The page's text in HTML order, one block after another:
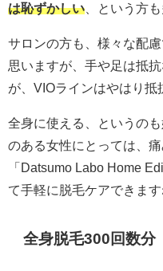
は恥ずかしい 、という方
サロンの方も、様々な配
思いますが、手や足は抵
が、VIOラインはやはり抵
全身に使える、というの
のある女性にとっては、
「Datsumo Labo Home
て手軽に脱毛ケアできます
全身脱毛300回数分